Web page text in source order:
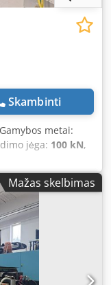
Skambinti
metai:
jėga: 100 kN,
hidraulinė
170“ užspaudimo
– 15 mm. Mašina
o sijų
kokybės
įsigyti mūsų
Dėl
•
taip • Sijų
Mažas skelbimas